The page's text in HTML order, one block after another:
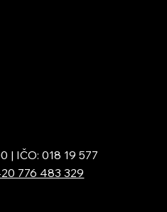
| IČO: 018 19 577
776 483 329